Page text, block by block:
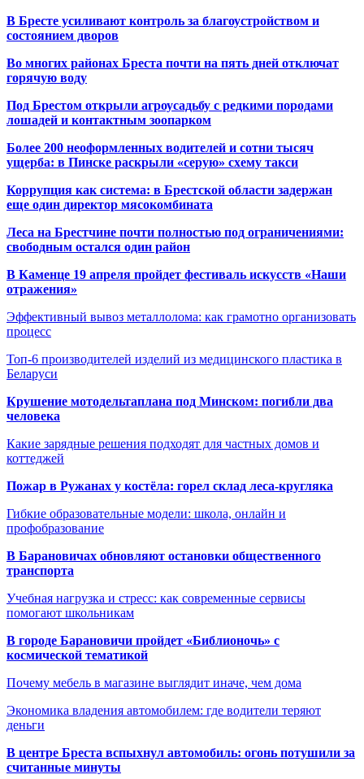
В Бресте усиливают контроль за благоустройством и
состоянием дворов
Во многих районах Бреста почти на пять дней отключат
горячую воду
Под Брестом открыли агроусадьбу с редкими породами
лошадей и контактным зоопарком
Более 200 неоформленных водителей и сотни тысяч
ущерба: в Пинске раскрыли «серую» схему такси
Коррупция как система: в Брестской области задержан
еще один директор мясокомбината
Леса на Брестчине почти полностью под ограничениями:
свободным остался один район
В Каменце 19 апреля пройдет фестиваль искусств «Наши
отражения»
Эффективный вывоз металлолома: как грамотно организовать
процесс
Топ-6 производителей изделий из медицинского пластика в
Беларуси
Крушение мотодельтаплана под Минском: погибли два
человека
Какие зарядные решения подходят для частных домов и
коттеджей
Пожар в Ружанах у костёла: горел склад леса-кругляка
Гибкие образовательные модели: школа, онлайн и
профобразование
В Барановичах обновляют остановки общественного
транспорта
Учебная нагрузка и стресс: как современные сервисы
помогают школьникам
В городе Барановичи пройдет «Библионочь» с
космической тематикой
Почему мебель в магазине выглядит иначе, чем дома
Экономика владения автомобилем: где водители теряют
деньги
В центре Бреста вспыхнул автомобиль: огонь потушили за
считанные минуты